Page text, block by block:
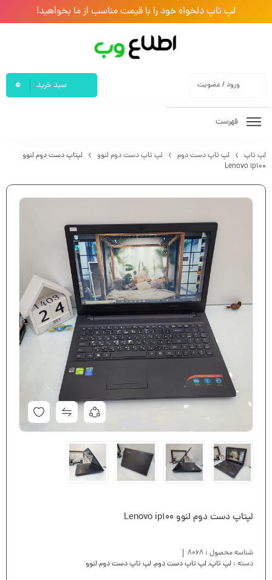
لپ تاپ دلخواه خود را با قیمت مناسب از ما بخواهید!
ورود / عضویت سبد خرید 0
فهرست
لپ تاپ لپ تاپ دست دوم لپ تاپ دست دوم لنوو
لپتاپ دست دوم لنوو
Lenovo ip100
لپتاپ دست دوم لنوو Lenovo ip100
شناسه محصول : 8068
دسته : لپ تاپ,لپ تاپ دست دوم,لپ تاپ دست دوم لنوو